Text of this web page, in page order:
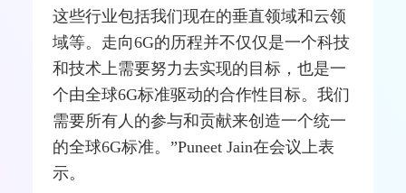
这些行业包括我们现在的垂直领域和云领
域等。走向6G的历程并不仅仅是一个科技
和技术上需要努力去实现的目标，也是一
个由全球6G标准驱动的合作性目标。我们
需要所有人的参与和贡献来创造一个统一
的全球6G标准。”Puneet Jain在会议上表
示。